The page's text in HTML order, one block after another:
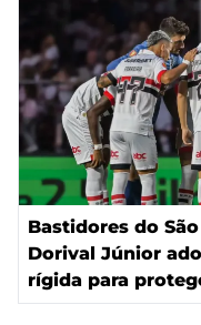
Bastidores do
Dorival Júnior
rígida para